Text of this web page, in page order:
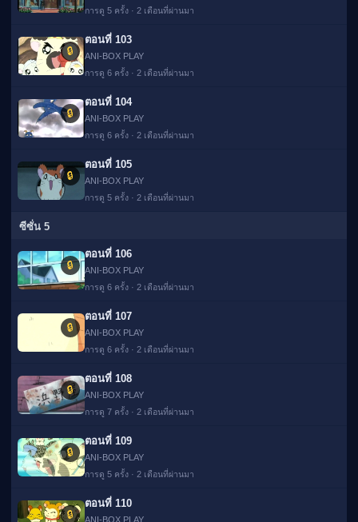
การดู 5 ครั้ง · 2 เดือนที่ผ่านมา
🔒
ตอนที่ 103
ANI-BOX PLAY
การดู 6 ครั้ง · 2 เดือนที่ผ่านมา
🔒
ตอนที่ 104
ANI-BOX PLAY
การดู 6 ครั้ง · 2 เดือนที่ผ่านมา
🔒
ตอนที่ 105
ANI-BOX PLAY
การดู 5 ครั้ง · 2 เดือนที่ผ่านมา
ซีซั่น 5
🔒
ตอนที่ 106
ANI-BOX PLAY
การดู 6 ครั้ง · 2 เดือนที่ผ่านมา
🔒
ตอนที่ 107
ANI-BOX PLAY
การดู 6 ครั้ง · 2 เดือนที่ผ่านมา
🔒
ตอนที่ 108
ANI-BOX PLAY
การดู 7 ครั้ง · 2 เดือนที่ผ่านมา
🔒
ตอนที่ 109
ANI-BOX PLAY
การดู 5 ครั้ง · 2 เดือนที่ผ่านมา
🔒
ตอนที่ 110
ANI-BOX PLAY